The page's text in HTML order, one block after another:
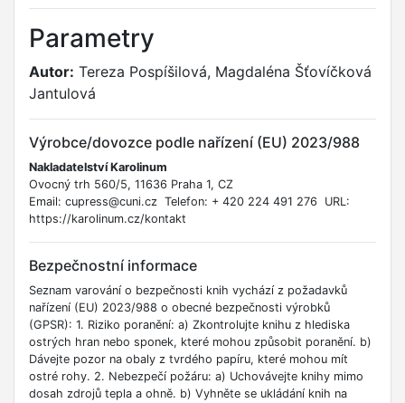
Parametry
Autor: Tereza Pospíšilová, Magdaléna Šťovíčková
Jantulová
Výrobce/dovozce podle nařízení (EU) 2023/988
Nakladatelství Karolinum
Ovocný trh 560/5, 11636 Praha 1, CZ
Email: cupress@cuni.cz Telefon: + 420 224 491 276 URL:
https://karolinum.cz/kontakt
Bezpečnostní informace
Seznam varování o bezpečnosti knih vychází z požadavků
nařízení (EU) 2023/988 o obecné bezpečnosti výrobků
(GPSR): 1. Riziko poranění: a) Zkontrolujte knihu z hlediska
ostrých hran nebo sponek, které mohou způsobit poranění. b)
Dávejte pozor na obaly z tvrdého papíru, které mohou mít
ostré rohy. 2. Nebezpečí požáru: a) Uchovávejte knihy mimo
dosah zdrojů tepla a ohně. b) Vyhněte se ukládání knih na